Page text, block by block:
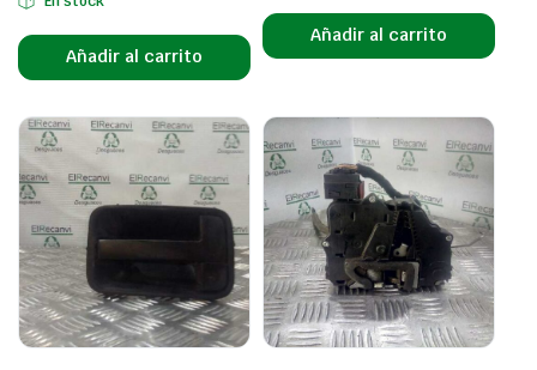
Añadir al carrito
Añadir al carrito